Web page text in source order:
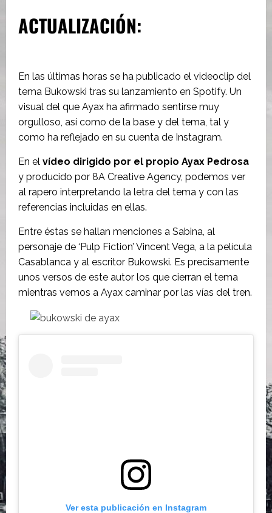
ACTUALIZACIÓN:
En las últimas horas se ha publicado el videoclip del
tema Bukowski tras su lanzamiento en Spotify. Un
visual del que Ayax ha afirmado sentirse muy
orgulloso, así como de la base y del tema, tal y
como ha reflejado en su cuenta de Instagram.
En el vídeo dirigido por el propio Ayax Pedrosa
y producido por 8A Creative Agency, podemos ver
al rapero interpretando la letra del tema y con las
referencias incluidas en ellas.
Entre éstas se hallan menciones a Sabina, al
personaje de ‘Pulp Fiction’ Vincent Vega, a la película
Casablanca y al escritor Bukowski. Es precisamente
unos versos de este autor los que cierran el tema
mientras vemos a Ayax caminar por las vías del tren.
Ver esta publicación en Instagram